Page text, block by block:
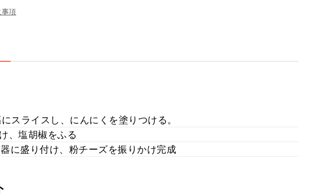
項
スライスし、にんにくを塗りつける。
、塩胡椒をふる
に盛り付け、粉チーズを振りかけ完成